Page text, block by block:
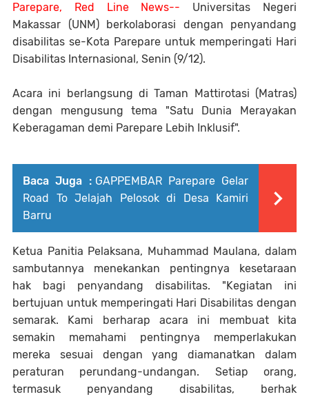
Parepare, Red Line News-- Universitas Negeri
Makassar (UNM) berkolaborasi dengan penyandang
disabilitas se-Kota Parepare untuk memperingati Hari
Disabilitas Internasional, Senin (9/12).
Acara ini berlangsung di Taman Mattirotasi (Matras)
dengan mengusung tema "Satu Dunia Merayakan
Keberagaman demi Parepare Lebih Inklusif".
Baca Juga : GAPPEMBAR Parepare Gelar
Road To Jelajah Pelosok di Desa Kamiri
Barru
Ketua Panitia Pelaksana, Muhammad Maulana, dalam
sambutannya menekankan pentingnya kesetaraan
hak bagi penyandang disabilitas. "Kegiatan ini
bertujuan untuk memperingati Hari Disabilitas dengan
semarak. Kami berharap acara ini membuat kita
semakin memahami pentingnya memperlakukan
mereka sesuai dengan yang diamanatkan dalam
peraturan perundang-undangan. Setiap orang,
termasuk penyandang disabilitas, berhak